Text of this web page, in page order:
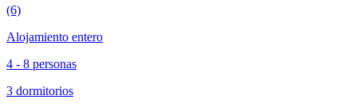
(6)
Alojamiento entero
4 - 8 personas
3 dormitorios